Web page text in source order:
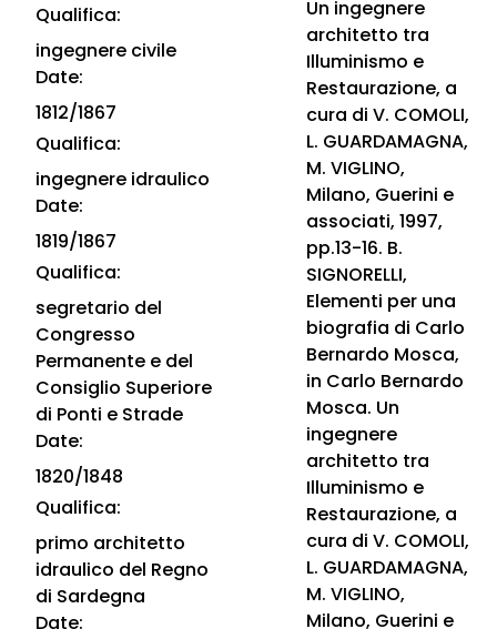
Qualifica:
ingegnere civile
Date:
1812/1867
Qualifica:
ingegnere idraulico
Date:
1819/1867
Qualifica:
segretario del
Congresso
Permanente e del
Consiglio Superiore
di Ponti e Strade
Date:
1820/1848
Qualifica:
primo architetto
idraulico del Regno
di Sardegna
Date:
Un ingegnere
architetto tra
Illuminismo e
Restaurazione, a
cura di V. COMOLI,
L. GUARDAMAGNA,
M. VIGLINO,
Milano, Guerini e
associati, 1997,
pp.13-16. B.
SIGNORELLI,
Elementi per una
biografia di Carlo
Bernardo Mosca,
in Carlo Bernardo
Mosca. Un
ingegnere
architetto tra
Illuminismo e
Restaurazione, a
cura di V. COMOLI,
L. GUARDAMAGNA,
M. VIGLINO,
Milano, Guerini e